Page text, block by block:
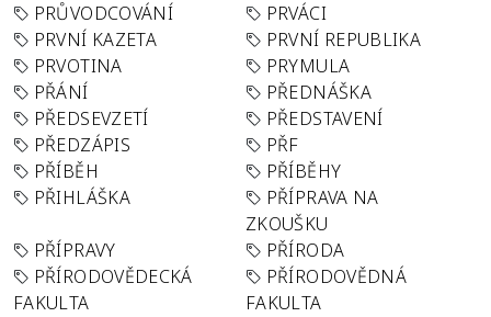
PRŮVODCOVÁNÍ
PRVÁCI
PRVNÍ KAZETA
PRVNÍ REPUBLIKA
PRVOTINA
PRYMULA
PŘÁNÍ
PŘEDNÁŠKA
PŘEDSEVZETÍ
PŘEDSTAVENÍ
PŘEDZÁPIS
PŘF
PŘÍBĚH
PŘÍBĚHY
PŘIHLÁŠKA
PŘÍPRAVA NA
ZKOUŠKU
PŘÍPRAVY
PŘÍRODA
PŘÍRODOVĚDECKÁ
FAKULTA
PŘÍRODOVĚDNÁ
FAKULTA